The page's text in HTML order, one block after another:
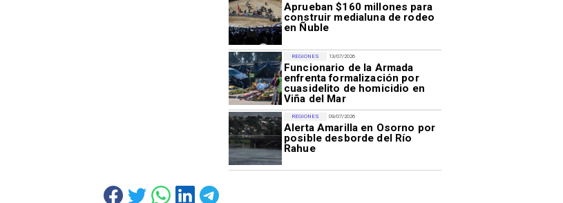
Aprueban $160 millones para
construir medialuna de rodeo
en Ñuble
13/07/2026
Funcionario de la Armada
enfrenta formalización por
cuasidelito de homicidio en
Viña del Mar
REGIONES
09/07/2026
Alerta Amarilla en Osorno por
posible desborde del Río
Rahue
REGIONES